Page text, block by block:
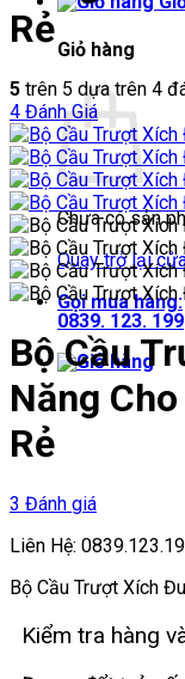
Giỏ hàng
Chưa có sản
Quay trở lại
Gọi mua hàng:
0839. 123. 199
Rẻ
5 trên 5 dựa trên 4
4 Đánh Giá
Bộ Cầu
Năng
Rẻ
3 Đánh giá
Liên Hệ:
Bộ Cầu Trượt Xích
Kiểm tra hàng